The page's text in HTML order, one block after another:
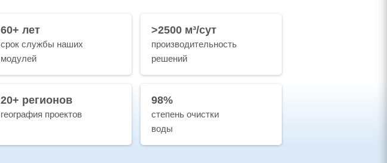
60+ лет
срок службы наших
модулей
>2500 м³/сут
производительность
решений
20+ регионов
география проектов
98%
степень очистки
воды